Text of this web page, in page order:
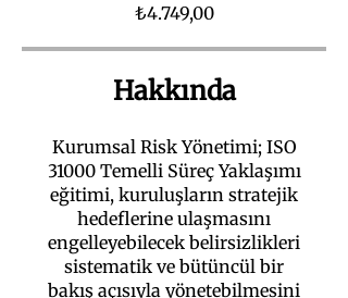
₺4.749,00
Hakkında
Kurumsal Risk Yönetimi; ISO
31000 Temelli Süreç Yaklaşımı
eğitimi, kuruluşların stratejik
hedeflerine ulaşmasını
engelleyebilecek belirsizlikleri
sistematik ve bütüncül bir
bakış açısıyla yönetebilmesini